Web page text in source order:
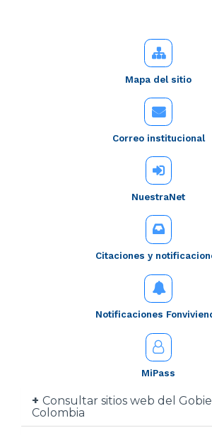
Mapa del sitio
Correo institucional
NuestraNet
Citaciones y
Notificaciones
MiPass
Consultar sitios web del
Colombia